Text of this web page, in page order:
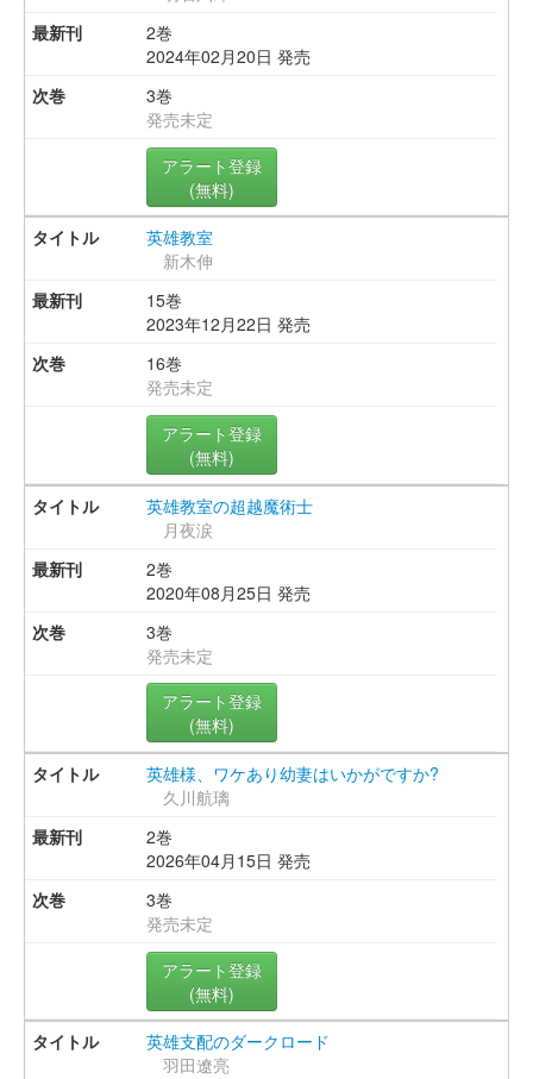
2巻
2024年02月20日 発売
3巻
発売未定
アラート登録
(無料)
英雄教室
新木伸
15巻
2023年12月22日 発売
16巻
発売未定
アラート登録
(無料)
英雄教室の超越魔術士
月夜涙
2巻
2020年08月25日 発売
3巻
発売未定
アラート登録
(無料)
英雄様、ワケあり幼妻はいかがですか?
久川航璃
2巻
2026年04月15日 発売
3巻
発売未定
アラート登録
(無料)
英雄支配のダークロード
羽田遼亮